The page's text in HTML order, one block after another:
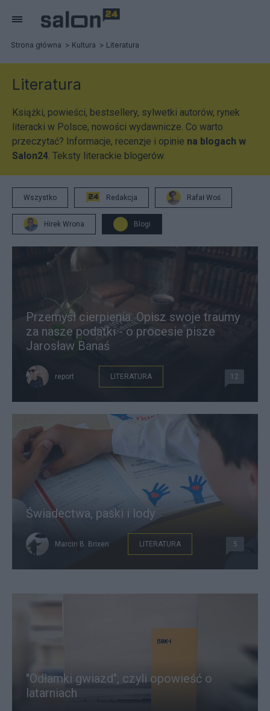
Strona główna Kultura Literatura
Literatura
Książki, powieści, bestsellery, sylwetki autorów, rynek
literacki w Polsce, nowości wydawnicze. Co warto
przeczytać? Informacje, recenzje i opinie na blogach w
Salon24. Teksty literackie blogerów.
Wszystko Redakcja Rafał Woś
Hirek Wrona Blogi
Przemysł cierpienia. Opisz swoje traumy
za nasze podatki - o procesie pisze
Jarosław Banaś
report LITERATURA 12
Świadectwa, paski i lody
Marcin B. Brixen LITERATURA 5
"Odłamki gwiazd", czyli opowieść o
latarniach